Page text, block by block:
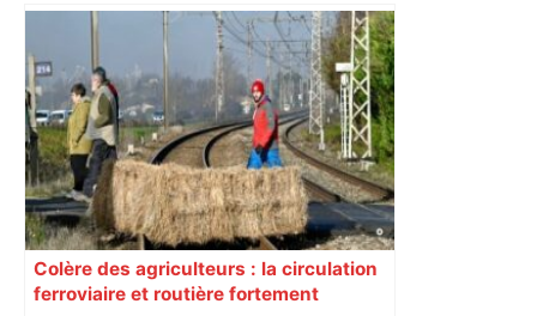
Colère des agriculteurs : la circulation
ferroviaire et routière fortement